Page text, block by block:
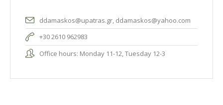
ddamaskos@upatras.gr, ddamaskos@yahoo.com
+30 2610 962983
Office hours: Monday 11-12, Tuesday 12-3